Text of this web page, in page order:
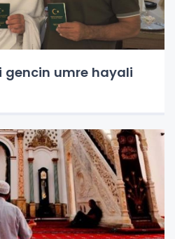
gencin umre hayali